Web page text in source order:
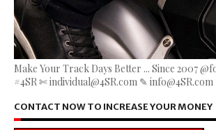
Make Your Track Days Better ... Since 2007
#4SR ✄ individual@4SR.com ✎ info@4SR.com
CONTACT NOW TO INCREASE YOUR MONEY